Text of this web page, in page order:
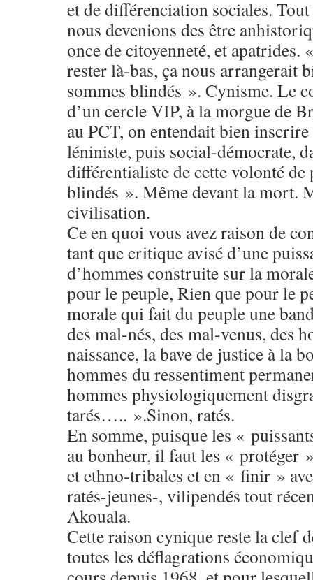
et de différenciation sociales. Tout
nous devenions des être
once de citoyenneté, et apatrides.
rester là-bas, ça nous arrangerait
sommes blindés ». Cynisme. Le
d’un cercle VIP, à la morgue de
au PCT, on entendait bien
léniniste, puis social-démocrate,
différentialiste de cette volonté de
blindés ». Même devant la mort.
civilisation.
Ce en quoi vous avez raison de
tant que critique avisé d’une
d’hommes construite sur la
pour le peuple, Rien que pour le
morale qui fait du peuple une
des mal-nés, des mal-venus, des
naissance, la bave de justice à
hommes du ressentiment
hommes physiologiquement
tarés….. ».Sinon, ratés.
En somme, puisque les «
au bonheur, il faut les « protéger
et ethno-tribales et en « finir »
ratés-jeunes-, vilipendés tout
Akouala.
Cette raison cynique reste la clef
toutes les déflagrations